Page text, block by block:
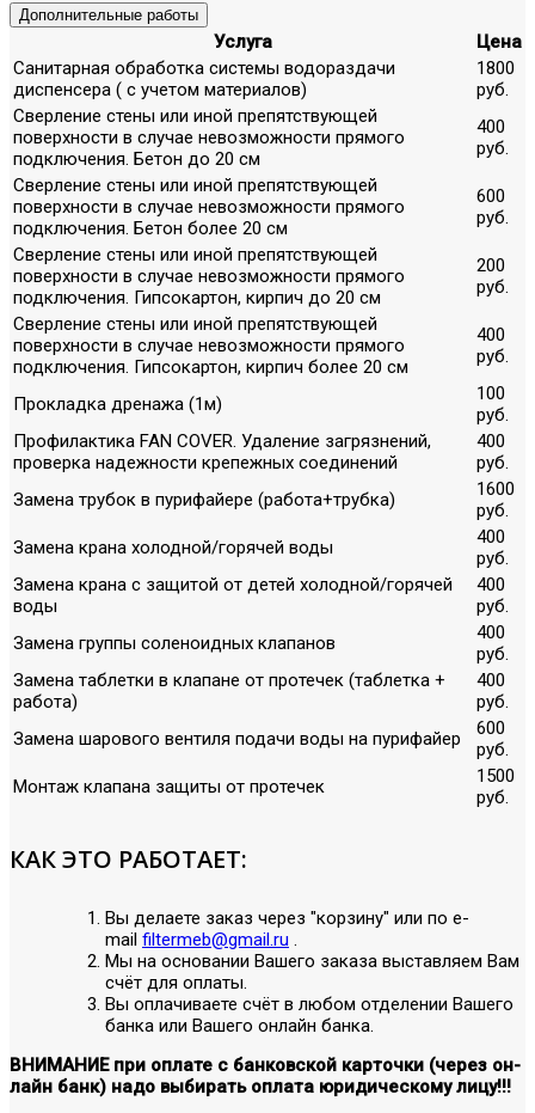
Дополнительные работы
Услуга
Цена
Санитарная обработка системы водораздачи
диспенсера ( с учетом материалов)
1800
руб.
Сверление стены или иной препятствующей
поверхности в случае невозможности прямого
подключения. Бетон до 20 см
400
руб.
Сверление стены или иной препятствующей
поверхности в случае невозможности прямого
подключения. Бетон более 20 см
600
руб.
Сверление стены или иной препятствующей
поверхности в случае невозможности прямого
подключения. Гипсокартон, кирпич до 20 см
200
руб.
Сверление стены или иной препятствующей
поверхности в случае невозможности прямого
подключения. Гипсокартон, кирпич более 20 см
400
руб.
Прокладка дренажа (1м)
100
руб.
Профилактика FAN COVER. Удаление загрязнений,
проверка надежности крепежных соединений
400
руб.
Замена трубок в пурифайере (работа+трубка)
1600
руб.
Замена крана холодной/горячей воды
400
руб.
Замена крана с защитой от детей холодной/горячей
воды
400
руб.
Замена группы соленоидных клапанов
400
руб.
Замена таблетки в клапане от протечек (таблетка +
работа)
400
руб.
Замена шарового вентиля подачи воды на пурифайер
600
руб.
Монтаж клапана защиты от протечек
1500
руб.
КАК ЭТО РАБОТАЕТ:
Вы делаете заказ через "корзину" или по е-
mail filtermeb@gmail.ru .
Мы на основании Вашего заказа выставляем Вам
счёт для оплаты.
Вы оплачиваете счёт в любом отделении Вашего
банка или Вашего онлайн банка.
ВНИМАНИЕ при оплате с банковской карточки (через он-
лайн банк) надо выбирать оплата юридическому лицу!!!